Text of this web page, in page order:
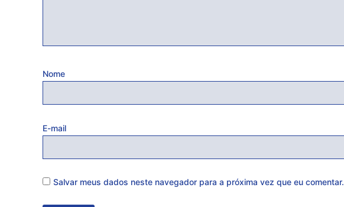
Nome
E-mail
Salvar meus dados neste navegador para a próxima vez que eu comentar.